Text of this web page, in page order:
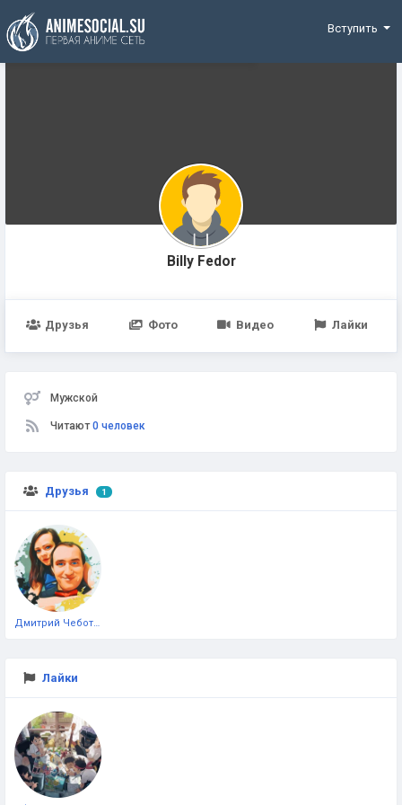
Funding
Вступить
Billy Fedor
Друзья Фото Видео Лайки
Мужской
Читают0 человек
Друзья 1
Лайки